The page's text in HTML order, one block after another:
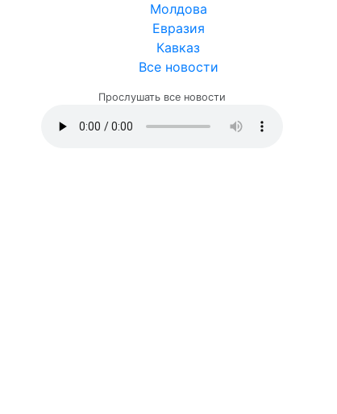
Молдова
Евразия
Кавказ
Все новости
Прослушать все новости